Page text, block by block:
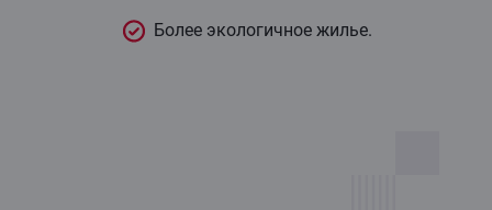
Более экологичное жилье.